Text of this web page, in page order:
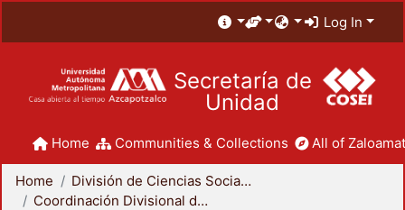
Log In
Secretaría de
Unidad
Home Communities & Collections All of
Home
División de Ciencias Sociales y Humanidades
Coordinación Divisional de Posgrado